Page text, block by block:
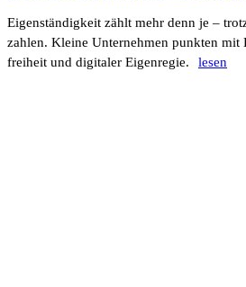
Eigen­stän­dig­keit zählt mehr denn je –
zahlen. Kleine Unter­nehmen punkten
frei­heit und digi­taler Eigen­regie.
lesen